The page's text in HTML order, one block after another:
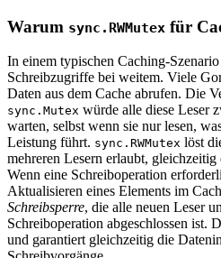
Warum sync.RWMutex für
In einem typischen Caching-
Schreibzugriffe bei weitem. Viele
Daten aus dem Cache abrufen. Die
sync.Mutex würde alle diese Leser
warten, selbst wenn sie nur lesen,
Leistung führt. sync.RWMutex löst
mehreren Lesern erlaubt, gleichzeitig
Wenn eine Schreiboperation
Aktualisieren eines Elements im
Schreibsperre, die alle neuen Leser
Schreiboperation abgeschlossen ist.
und garantiert gleichzeitig die